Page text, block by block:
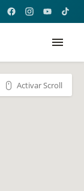
menu
Activar Scroll